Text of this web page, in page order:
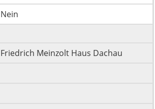
Nein
Friedrich Meinzolt Haus Dachau